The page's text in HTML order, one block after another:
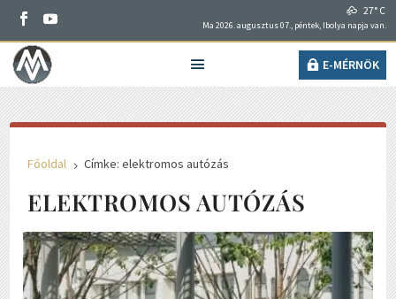
27° C
Ma 2026. augusztus 07., péntek, Ibolya napja van.
E-MÉRNÖK
Főoldal 5 Címke: elektromos autózás
ELEKTROMOS AUTÓZÁS